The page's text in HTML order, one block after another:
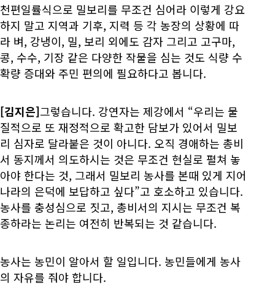
천편일률식으로 밀보리를 무조건 심어라 이렇게 강요
하지 말고 지역과 기후, 지력 등 각 농장의 상황에 따
라 벼, 강냉이, 밀, 보리 외에도 감자 그리고 고구마,
콩, 수수, 기장 같은 다양한 작물을 심는 것도 식량 수
확량 증대와 주민 편의에 필요하다고 봅니다.
[김지은]그렇습니다. 강연자는 제강에서 “우리는 물
질적으로 또 재정적으로 확고한 담보가 있어서 밀보
리 심자로 달라붙은 것이 아니다. 오직 경애하는 총비
서 동지께서 의도하시는 것은 무조건 현실로 펼쳐 놓
아야 한다는 것, 그래서 밀보리 농사를 본때 있게 지어
나라의 은덕에 보답하고 싶다”고 호소하고 있습니다.
농사를 충성심으로 짓고, 총비서의 지시는 무조건 복
종하라는 논리는 여전히 반복되는 것 같습니다.
농사는 농민이 알아서 할 일입니다. 농민들에게 농사
의 자유를 줘야 합니다.